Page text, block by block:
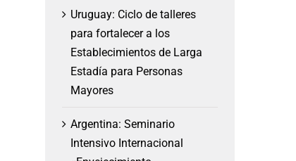
Uruguay: Ciclo de talleres
para fortalecer a los
Establecimientos de Larga
Estadía para Personas
Mayores
Argentina: Seminario
Intensivo Internacional